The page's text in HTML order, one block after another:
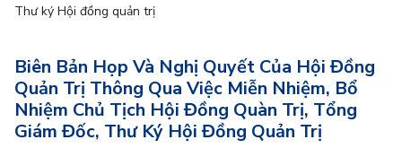
Thư ký Hội đồng quản trị
Biên Bản Họp Và Nghị Quyết Của Hội Đồng
Quản Trị Thông Qua Việc Miễn Nhiệm, Bổ
Nhiệm Chủ Tịch Hội Đồng Quàn Trị, Tổng
Giám Đốc, Thư Ký Hội Đồng Quản Trị